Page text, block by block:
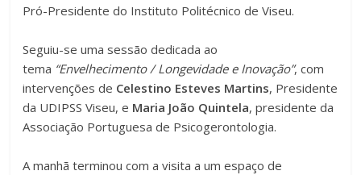
Pró-Presidente do Instituto Politécnico de Viseu.
Seguiu-se uma sessão dedicada ao
tema “Envelhecimento / Longevidade e Inovação”, com
intervenções de Celestino Esteves Martins, Presidente
da UDIPSS Viseu, e Maria João Quintela, presidente da
Associação Portuguesa de Psicogerontologia.
A manhã terminou com a visita a um espaço de